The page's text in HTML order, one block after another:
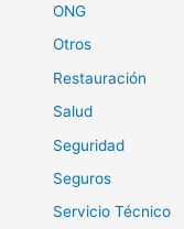
ONG
Otros
Restauración
Salud
Seguridad
Seguros
Servicio Técnico